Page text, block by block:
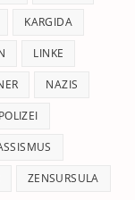
KARGIDA
LINKE
NAZIS
POLIZEI
ZENSURSULA